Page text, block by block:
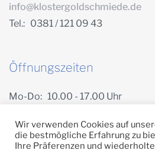
info@klostergoldschmiede.de
Tel.: 0381 / 121 09 43
Öffnungszeiten
Mo-Do: 10.00 - 17.00 Uhr
Wir verwenden Cookies auf
die bestmögliche Erfahrung zu
Ihre Präferenzen und